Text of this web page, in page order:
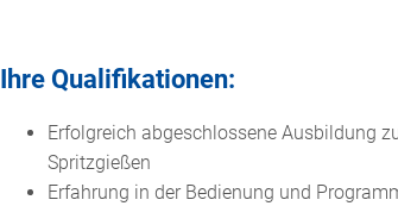
Ihre Qualifikationen:
Erfolgreich abgeschlossene Ausbildung
Spritzgießen
Erfahrung in der Bedienung und